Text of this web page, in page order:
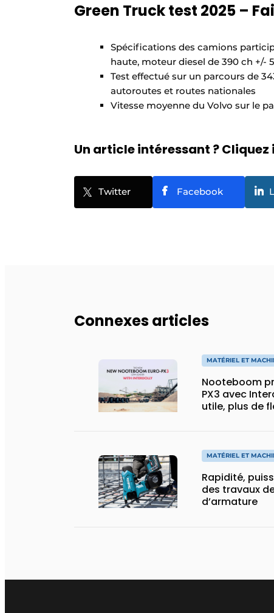
Green Truck test 2025 –
Spécifications des camions
haute, moteur diesel de 390 ch +/-
Test effectué sur un parcours de
autoroutes et routes nationales
Vitesse moyenne du Volvo sur le
Un article intéressant ? Cliquez
Twitter Facebook
Connexes articles
MATÉRIEL ET
Nooteboom
PX3 avec
utile, plus de
MATÉRIEL ET
Rapidité,
des travaux
d’armature